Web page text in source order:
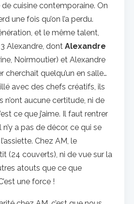
de cuisine contemporaine. On
une fois qu’on l’a perdu.
et le même talent,
Alexandre, dont Alexandre
Noirmoutier) et Alexandre
cherchait quelqu’un en salle…
avec des chefs créatifs, ils
n’ont aucune certitude, ni de
ce que j’aime. Il faut rentrer
a pas de décor, ce qui se
Chez AM, le
(24 couverts), ni de vue sur la
atouts que ce que
une force !